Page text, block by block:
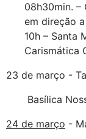
08h30min. –
em direção
10h – Santa
Carismática
23 de março -
Basílica
24 de março -